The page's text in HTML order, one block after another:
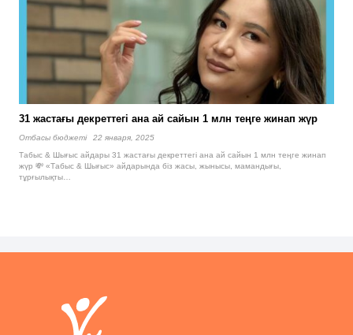
31 жастағы декреттегі ана ай сайын 1 млн теңге жинап жүр
Отбасы бюджетi
22 января, 2025
Табыс & Шығыс айдары 31 жастағы декреттегі ана ай сайын 1 млн теңге жинап
жүр 💸 «Табыс & Шығыс» айдарында біз жасы, жынысы, мамандығы,
тұрғылықты…